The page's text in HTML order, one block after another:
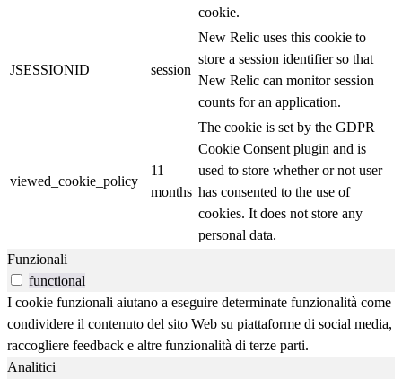
cookie.
JSESSIONID session
New Relic uses this cookie to
store a session identifier so that
New Relic can monitor session
counts for an application.
viewed_cookie_policy
11
months
The cookie is set by the GDPR
Cookie Consent plugin and is
used to store whether or not user
has consented to the use of
cookies. It does not store any
personal data.
Funzionali
functional
I cookie funzionali aiutano a eseguire determinate funzionalità come
condividere il contenuto del sito Web su piattaforme di social media,
raccogliere feedback e altre funzionalità di terze parti.
Analitici